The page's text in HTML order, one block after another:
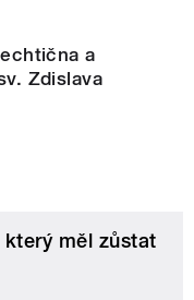
a
Zdislava
který měl zůstat